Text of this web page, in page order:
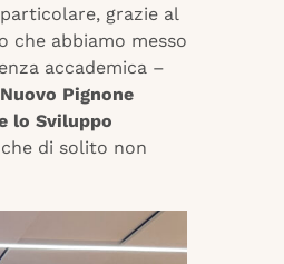
grazie al
che abbiamo messo
accademica –
Pignone
lo Sviluppo
di solito non